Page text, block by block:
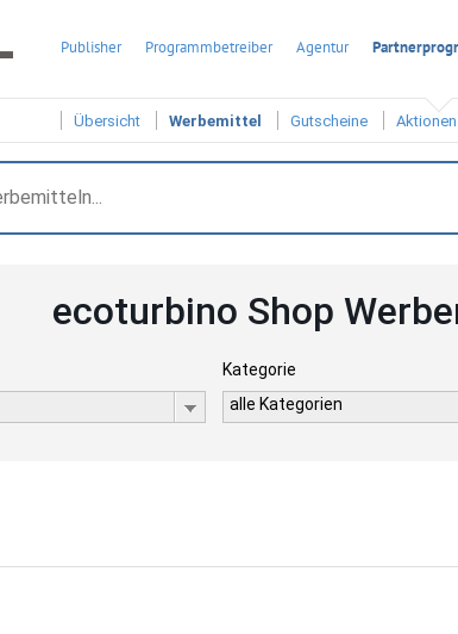
Publisher Programmbetreiber Agentur
Übersicht Werbemittel Gutscheine Aktionen
ecoturbino Shop
Kategorie
alle Kategorien